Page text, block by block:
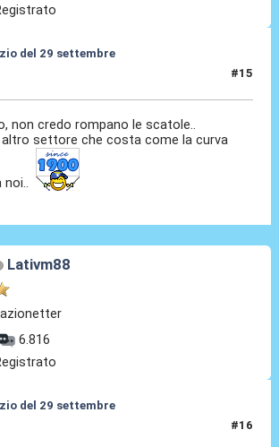
del 29 settembre
#15
non credo rompano le scatole..
settore che costa come la curva
noi..
Lativm88
6.816
del 29 settembre
#16